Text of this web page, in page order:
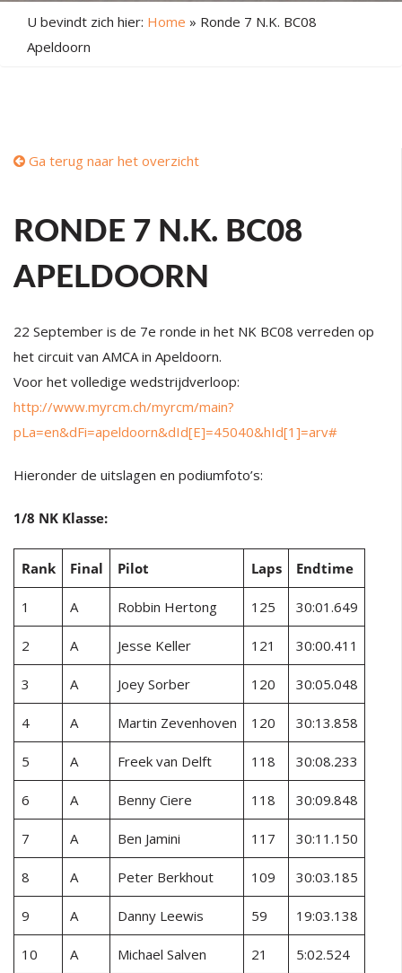
U bevindt zich hier: Home » Ronde 7 N.K. BC08
Apeldoorn
Ga terug naar het overzicht
RONDE 7 N.K. BC08
APELDOORN
22 September is de 7e ronde in het NK BC08 verreden op
het circuit van AMCA in Apeldoorn.
Voor het volledige wedstrijdverloop:
http://www.myrcm.ch/myrcm/main?
pLa=en&dFi=apeldoorn&dId[E]=45040&hId[1]=arv#
Hieronder de uitslagen en podiumfoto’s:
1/8 NK Klasse:
Rank Final Pilot Laps Endtime
1 A Robbin Hertong 125 30:01.649
2 A Jesse Keller 121 30:00.411
3 A Joey Sorber 120 30:05.048
4 A Martin Zevenhoven 120 30:13.858
5 A Freek van Delft 118 30:08.233
6 A Benny Ciere 118 30:09.848
7 A Ben Jamini 117 30:11.150
8 A Peter Berkhout 109 30:03.185
9 A Danny Leewis 59 19:03.138
10 A Michael Salven 21 5:02.524